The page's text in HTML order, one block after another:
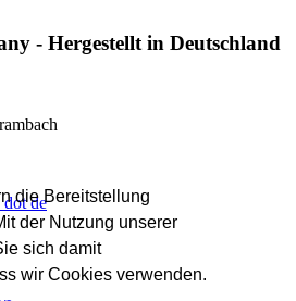
die Bereitstellung
der Nutzung unserer
sich damit
wir Cookies verwenden.
- Hergestellt in Deutschland
dot de